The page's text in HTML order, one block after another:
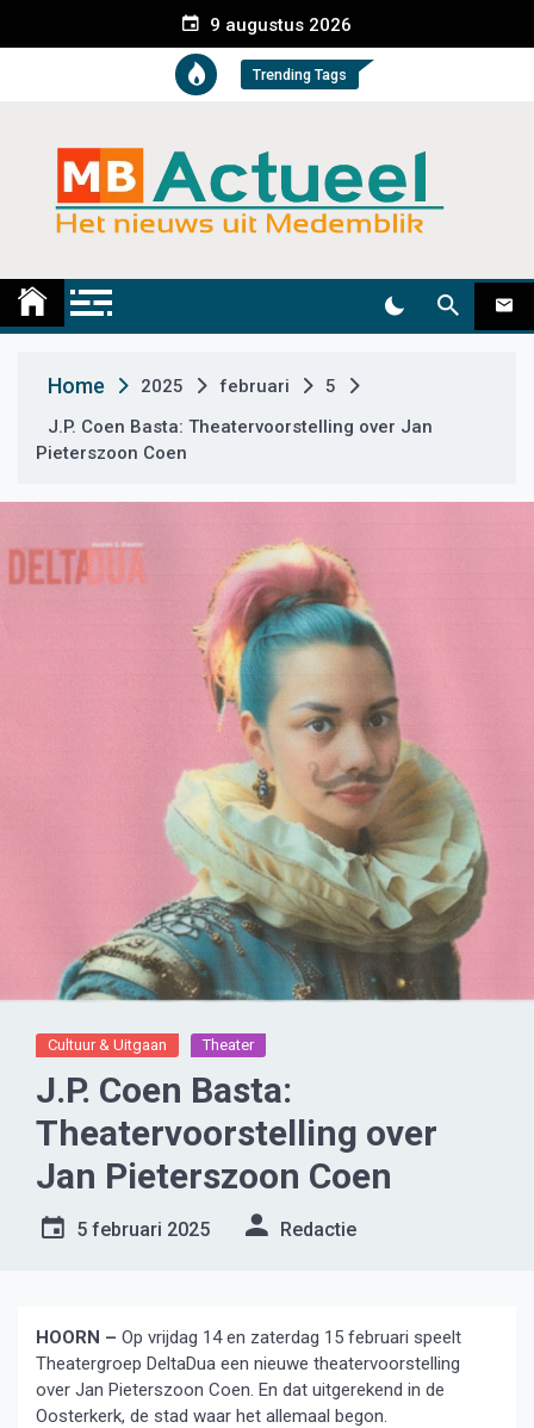
e
t
9 augustus 2026
Trending Tags
Medemblik Actueel
Home 2025 februari
5
J.P. Coen Basta: Theatervoorstelling over Jan
Pieterszoon Coen
Cultuur & Uitgaan Theater
J.P. Coen Basta:
Theatervoorstelling over
Jan Pieterszoon Coen
5 februari 2025 Redactie
HOORN – Op vrijdag 14 en zaterdag 15 februari speelt
Theatergroep DeltaDua een nieuwe theatervoorstelling
over Jan Pieterszoon Coen. En dat uitgerekend in de
Oosterkerk, de stad waar het allemaal begon.